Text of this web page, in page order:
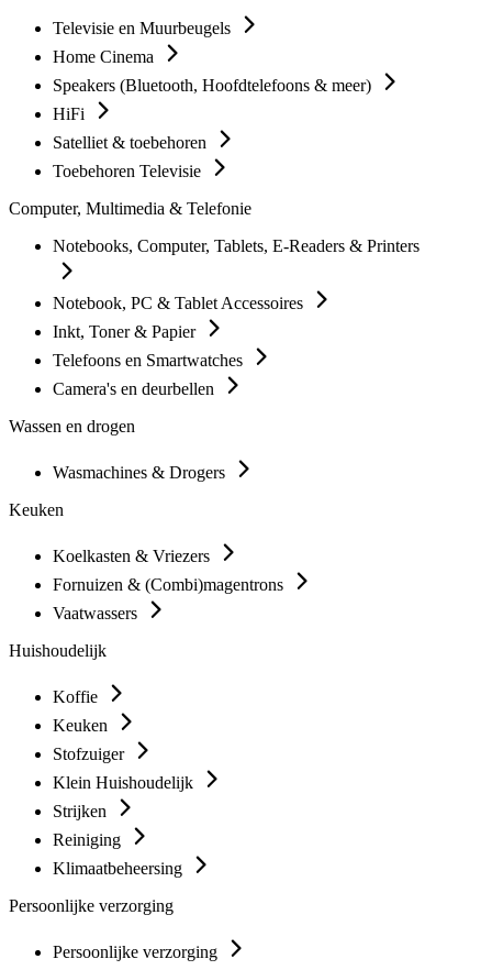
Televisie en Muurbeugels
Home Cinema
Speakers (Bluetooth, Hoofdtelefoons & meer)
HiFi
Satelliet & toebehoren
Toebehoren Televisie
Computer, Multimedia & Telefonie
Notebooks, Computer, Tablets, E-Readers & Printers
Notebook, PC & Tablet Accessoires
Inkt, Toner & Papier
Telefoons en Smartwatches
Camera's en deurbellen
Wassen en drogen
Wasmachines & Drogers
Keuken
Koelkasten & Vriezers
Fornuizen & (Combi)magentrons
Vaatwassers
Huishoudelijk
Koffie
Keuken
Stofzuiger
Klein Huishoudelijk
Strijken
Reiniging
Klimaatbeheersing
Persoonlijke verzorging
Persoonlijke verzorging